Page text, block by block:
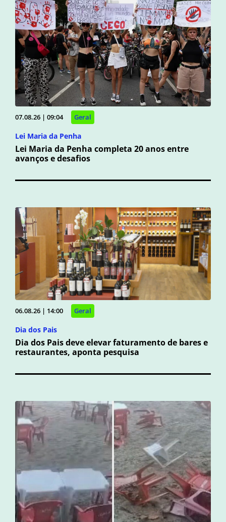
07.08.26 | 09:04 Geral
Lei Maria da Penha
Lei Maria da Penha completa 20 anos entre
avanços e desafios
06.08.26 | 14:00 Geral
Dia dos Pais
Dia dos Pais deve elevar faturamento de bares e
restaurantes, aponta pesquisa